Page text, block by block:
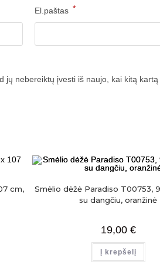
El.paštas *
nebereiktų įvesti iš naujo, kai kitą
cm,
Smėlio dėžė Paradiso T00753,
su dangčiu, oranžinė
19,00 €
Į krepšelį